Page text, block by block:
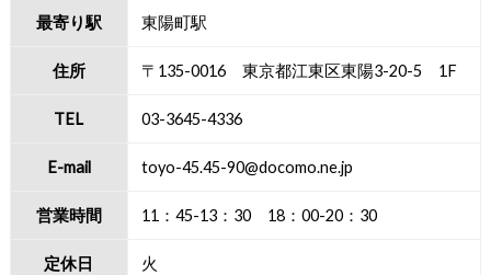
最寄り駅 東陽町駅
住所 〒135-0016 東京都江東区東陽3-20-5 1F
TEL 03-3645-4336
E-mail toyo-45.45-90@docomo.ne.jp
営業時間 11：45-13：30 18：00-20：30
定休日 火